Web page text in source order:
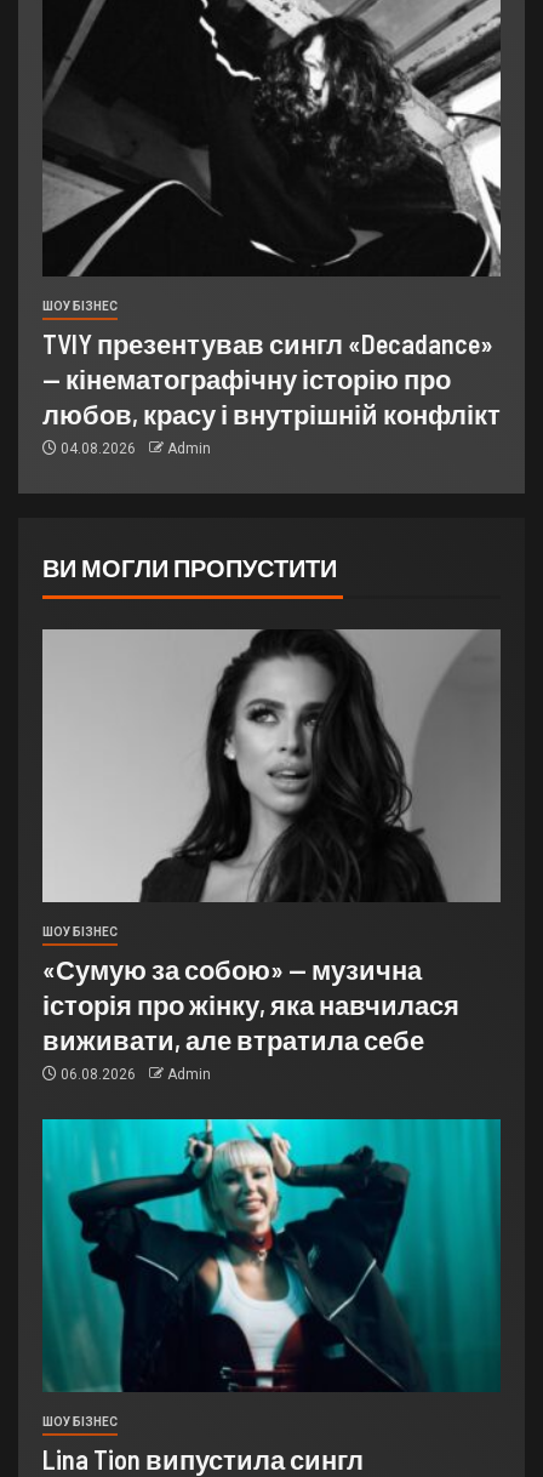
ШОУ БІЗНЕС
TVIY презентував сингл «Decadance»
— кінематографічну історію про
любов, красу і внутрішній конфлікт
04.08.2026 Admin
ВИ МОГЛИ ПРОПУСТИТИ
ШОУ БІЗНЕС
«Сумую за собою» — музична
історія про жінку, яка навчилася
виживати, але втратила себе
06.08.2026 Admin
ШОУ БІЗНЕС
Lina Tion випустила сингл